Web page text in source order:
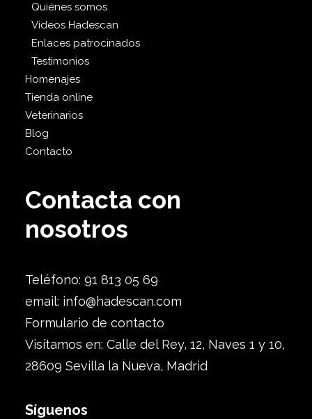
Quiénes somos
Videos Hadescan
Enlaces patrocinados
Testimonios
Homenajes
Tienda online
Veterinarios
Blog
Contacto
Contacta con
nosotros
Teléfono: 91 813 05 69
email: info@hadescan.com
Formulario de contacto
Visítamos en: Calle del Rey, 12, Naves 1 y 10,
28609 Sevilla la Nueva, Madrid
Síguenos